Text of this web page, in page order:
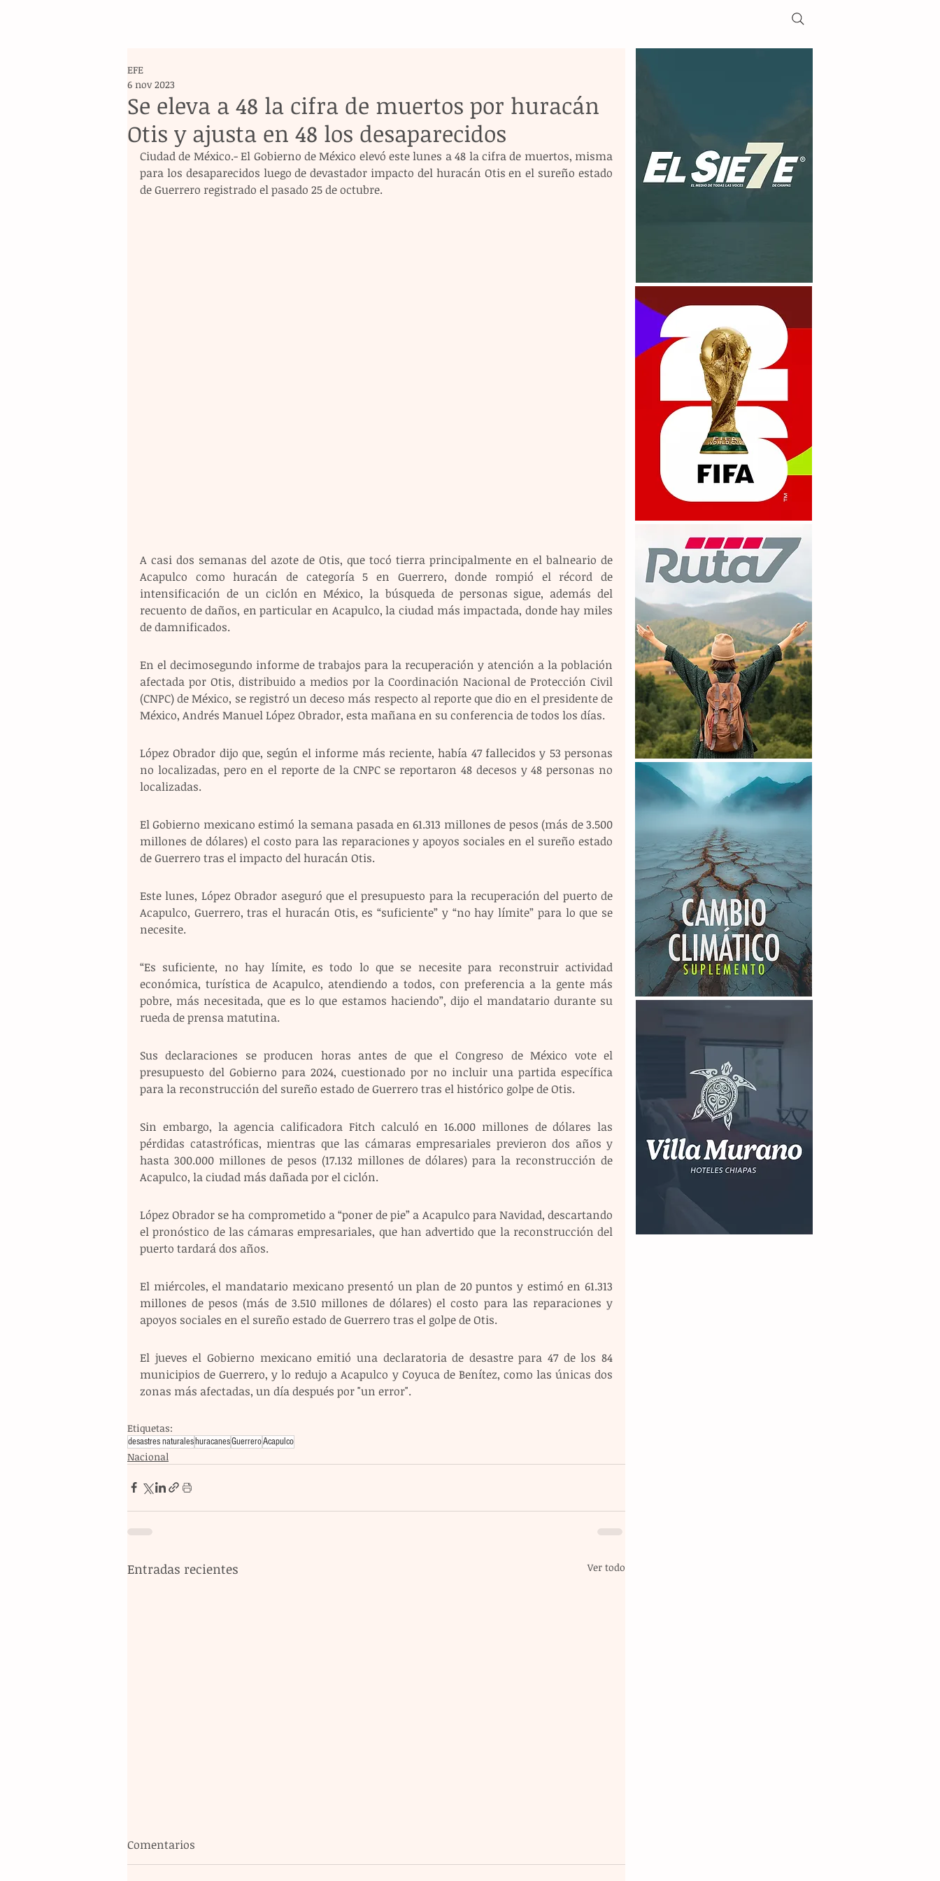
Se eleva a 48 la cifra de muertos por huracán
Otis y ajusta en 48 los desaparecidos
EFE
6 nov 2023
Ciudad de México.- El Gobierno de México elevó este lunes a 48 la cifra de muertos, misma
para los desaparecidos luego de devastador impacto del huracán Otis en el sureño estado
de Guerrero registrado el pasado 25 de octubre.
A casi dos semanas del azote de Otis, que tocó tierra principalmente en el balneario de
Acapulco como huracán de categoría 5 en Guerrero, donde rompió el récord de
intensificación de un ciclón en México, la búsqueda de personas sigue, además del
recuento de daños, en particular en Acapulco, la ciudad más impactada, donde hay miles
de damnificados.
En el decimosegundo informe de trabajos para la recuperación y atención a la población
afectada por Otis, distribuido a medios por la Coordinación Nacional de Protección Civil
(CNPC) de México, se registró un deceso más respecto al reporte que dio en el presidente de
México, Andrés Manuel López Obrador, esta mañana en su conferencia de todos los días.
López Obrador dijo que, según el informe más reciente, había 47 fallecidos y 53 personas
no localizadas, pero en el reporte de la CNPC se reportaron 48 decesos y 48 personas no
localizadas.
El Gobierno mexicano estimó la semana pasada en 61.313 millones de pesos (más de 3.500
millones de dólares) el costo para las reparaciones y apoyos sociales en el sureño estado
de Guerrero tras el impacto del huracán Otis.
Este lunes, López Obrador aseguró que el presupuesto para la recuperación del puerto de
Acapulco, Guerrero, tras el huracán Otis, es “suficiente” y “no hay límite” para lo que se
necesite.
“Es suficiente, no hay límite, es todo lo que se necesite para reconstruir actividad
económica, turística de Acapulco, atendiendo a todos, con preferencia a la gente más
pobre, más necesitada, que es lo que estamos haciendo”, dijo el mandatario durante su
rueda de prensa matutina.
Sus declaraciones se producen horas antes de que el Congreso de México vote el
presupuesto del Gobierno para 2024, cuestionado por no incluir una partida específica
para la reconstrucción del sureño estado de Guerrero tras el histórico golpe de Otis.
Sin embargo, la agencia calificadora Fitch calculó en 16.000 millones de dólares las
pérdidas catastróficas, mientras que las cámaras empresariales previeron dos años y
hasta 300.000 millones de pesos (17.132 millones de dólares) para la reconstrucción de
Acapulco, la ciudad más dañada por el ciclón.
López Obrador se ha comprometido a “poner de pie” a Acapulco para Navidad, descartando
el pronóstico de las cámaras empresariales, que han advertido que la reconstrucción del
puerto tardará dos años.
El miércoles, el mandatario mexicano presentó un plan de 20 puntos y estimó en 61.313
millones de pesos (más de 3.510 millones de dólares) el costo para las reparaciones y
apoyos sociales en el sureño estado de Guerrero tras el golpe de Otis.
El jueves el Gobierno mexicano emitió una declaratoria de desastre para 47 de los 84
municipios de Guerrero, y lo redujo a Acapulco y Coyuca de Benítez, como las únicas dos
zonas más afectadas, un día después por "un error".
Etiquetas:
desastres naturaleshuracanesGuerreroAcapulco
Nacional
Entradas recientes Ver todo
Comentarios